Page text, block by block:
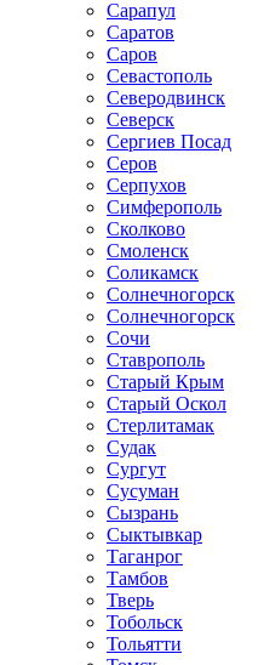
Сарапул
Саратов
Саров
Севастополь
Северодвинск
Северск
Сергиев Посад
Серов
Серпухов
Симферополь
Сколково
Смоленск
Соликамск
Солнечногорск
Солнечногорск
Сочи
Ставрополь
Старый Крым
Старый Оскол
Стерлитамак
Судак
Сургут
Сусуман
Сызрань
Сыктывкар
Таганрог
Тамбов
Тверь
Тобольск
Тольятти